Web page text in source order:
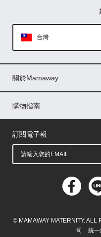
台灣
印尼
菲律賓
馬來西亞
關於Mamaway
門市據點
最新消息
品牌故事
人力招募
媒體花絮
隱私權聲明
CSR企業社會責任
購物指南
購物常見問題
退換貨問題
儲值金使用條款
購買儲值金
發票問題
會員權益
線上留言
吸乳器-免費體驗
訂閱電子報
© MAMAWAY MATERNITY. ALL
司 統一